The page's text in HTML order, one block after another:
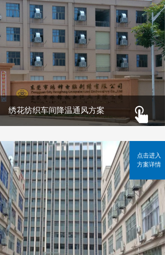
绣花纺织车间降温通风方案
点击进入
方案详情